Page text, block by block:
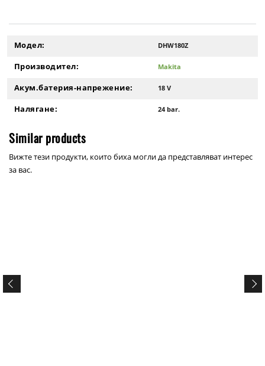
Модел: DHW180Z
Производител: Makita
Акум.батерия-напрежение: 18 V
Налягане: 24 bar.
Similar products
Вижте тези продукти, които биха могли да представляват интерес
за вас.